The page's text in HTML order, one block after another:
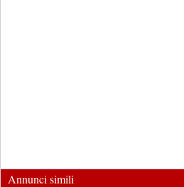
Annunci simili